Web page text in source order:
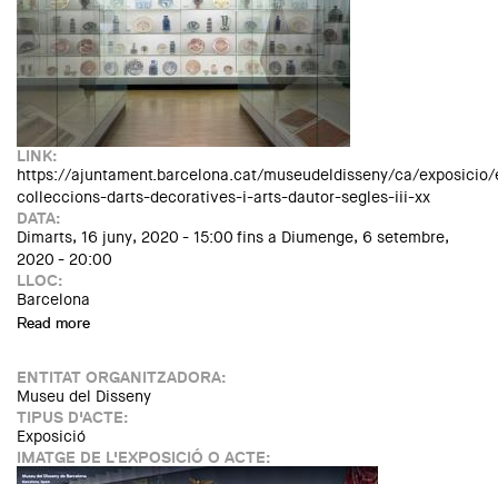
LINK:
https://ajuntament.barcelona.cat/museudeldisseny/ca/
colleccions-darts-decoratives-i-arts-dautor-segles-iii-xx
DATA:
Dimarts, 16 juny, 2020 - 15:00 fins a Diumenge, 6 setembre,
2020 - 20:00
LLOC:
Barcelona
Read more
ENTITAT ORGANITZADORA:
Museu del Disseny
TIPUS D'ACTE:
Exposició
IMATGE DE L'EXPOSICIÓ O ACTE: